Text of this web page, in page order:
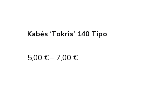
27,50 €
Kabės ‘Tokris’ 140 Tipo
5,00 € – 7,00 €Price